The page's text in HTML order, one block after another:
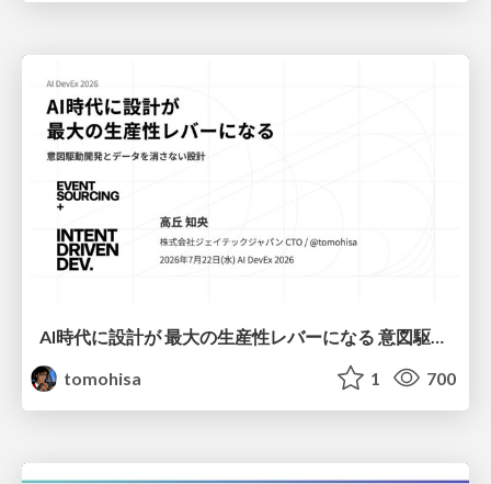
tomohisa
1 700